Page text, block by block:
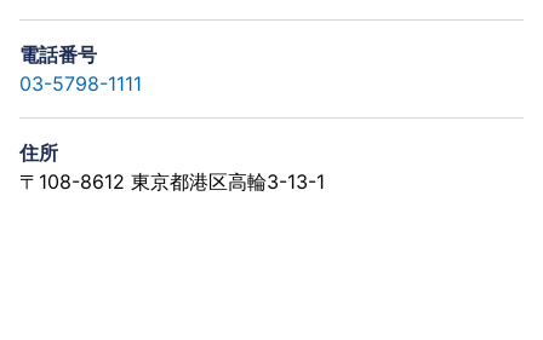
電話番号
03-5798-1111
住所
〒108-8612 東京都港区高輪3-13-1